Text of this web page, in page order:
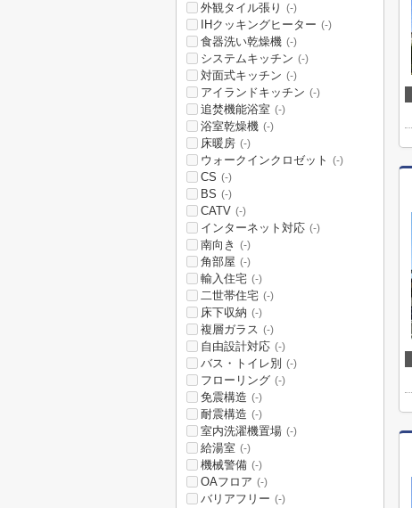
外観タイル張り (-)
IHクッキングヒーター (-)
食器洗い乾燥機 (-)
システムキッチン (-)
対面式キッチン (-)
アイランドキッチン (-)
追焚機能浴室 (-)
浴室乾燥機 (-)
床暖房 (-)
ウォークインクロゼット (-)
CS (-)
BS (-)
CATV (-)
インターネット対応 (-)
南向き (-)
角部屋 (-)
輸入住宅 (-)
二世帯住宅 (-)
床下収納 (-)
複層ガラス (-)
自由設計対応 (-)
バス・トイレ別 (-)
フローリング (-)
免震構造 (-)
耐震構造 (-)
室内洗濯機置場 (-)
給湯室 (-)
機械警備 (-)
OAフロア (-)
バリアフリー (-)